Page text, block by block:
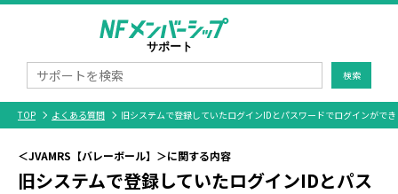
検索
TOP よくある質問 旧システムで登録していたログインIDとパスワードでログインがで
＜JVAMRS【バレーボール】＞に関する内容
旧システムで登録していたログインIDとパス